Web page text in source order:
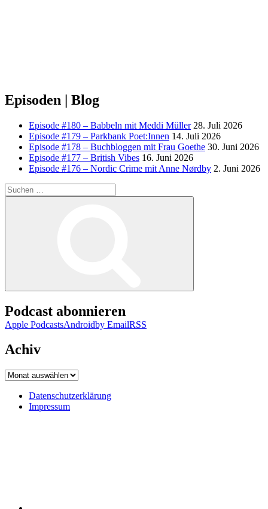
Episoden | Blog
Episode #180 – Babbeln mit Meddi Müller 28. Juli 2026
Episode #179 – Parkbank Poet:Innen 14. Juli 2026
Episode #178 – Buchbloggen mit Frau Goethe 30. Juni 2026
Episode #177 – British Vibes 16. Juni 2026
Episode #176 – Nordic Crime mit Anne Nørdby 2. Juni 2026
Suchen
nach:
Podcast abonnieren
Apple PodcastsAndroidby EmailRSS
Achiv
Achiv
Datenschutzerklärung
Impressum